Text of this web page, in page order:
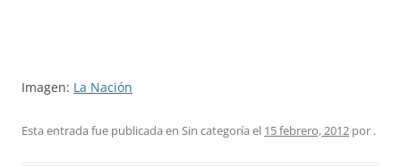
Imagen: La Nación
Esta entrada fue publicada en Sin categoría el 15 febrero, 2012 por .